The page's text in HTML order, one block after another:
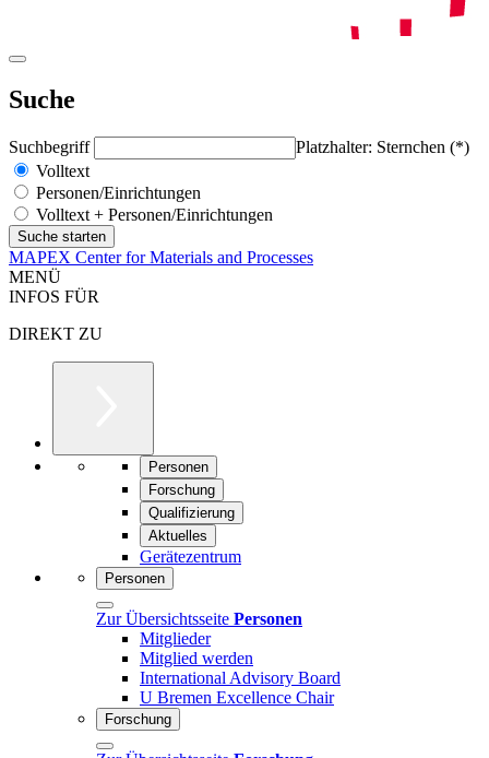
Suche
Suchbegriff
Platzhalter: Sternchen (*)
Volltext
Personen/Einrichtungen
Volltext + Personen/Einrichtungen
MAPEX Center for Materials and Processes
MENÜ
INFOS FÜR
DIREKT ZU
Personen
Forschung
Qualifizierung
Aktuelles
Gerätezentrum
Personen
Zur Übersichtsseite Personen
Mitglieder
Mitglied werden
International Advisory Board
U Bremen Excellence Chair
Forschung